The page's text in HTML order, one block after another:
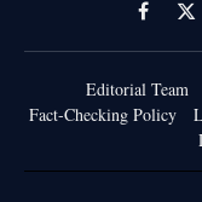
Facebook
X
Editorial Team
Fact-Checking Policy